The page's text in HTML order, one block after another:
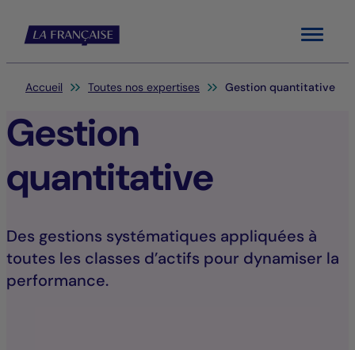
Menu
Vous êtes ici:
Accueil Toutes nos expertises Gestion quantitative
Gestion
quantitative
Des gestions systématiques appliquées à
toutes les classes d’actifs pour dynamiser la
performance.